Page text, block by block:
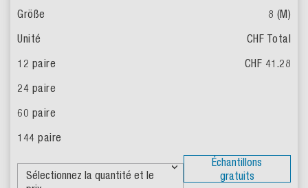
8 (M)
CHF Total
CHF 41.28
Échantillons
gratuits